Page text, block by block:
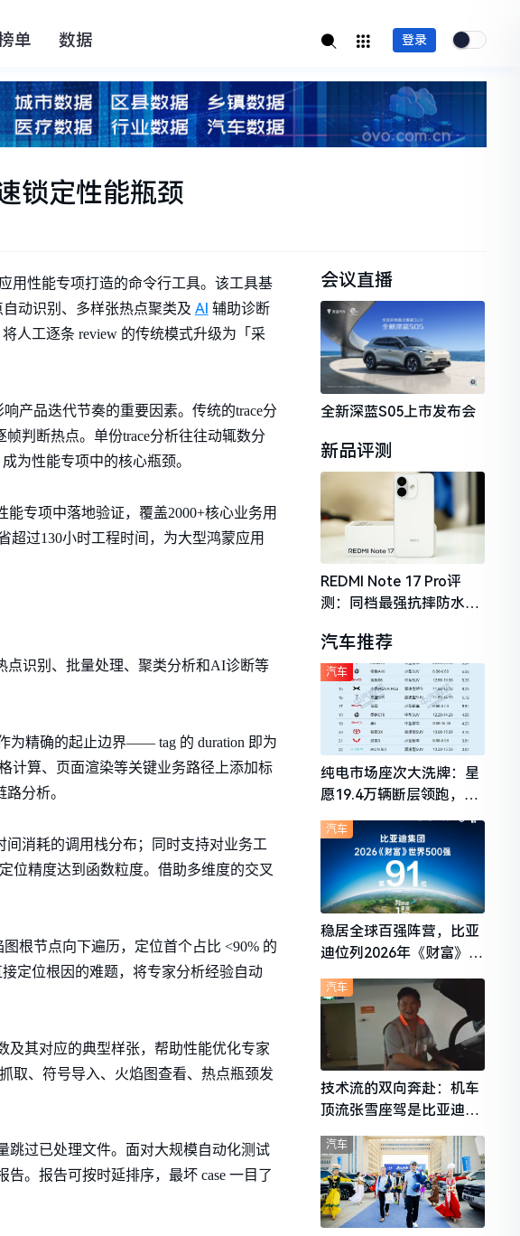
单 数据 登录
锁定性能瓶颈
用性能专项打造的命令行工具。该工具基
动识别、多样张热点聚类及 AI 辅助诊断
人工逐条 review 的传统模式升级为「采
产品迭代节奏的重要因素。传统的trace分
判断热点。单份trace分析往往动辄数分
为性能专项中的核心瓶颈。
能专项中落地验证，覆盖2000+核心业务用
超过130小时工程时间，为大型鸿蒙应用
点识别、批量处理、聚类分析和AI诊断等
为精确的起止边界—— tag 的 duration 即为
计算、页面渲染等关键业务路径上添加标
分析。
间消耗的调用栈分布；同时支持对业务工
位精度达到函数粒度。借助多维度的交叉
根节点向下遍历，定位首个占比 <90% 的
定位根因的难题，将专家分析经验自动
及其对应的典型样张，帮助性能优化专家
取、符号导入、火焰图查看、热点瓶颈发
跳过已处理文件。面对大规模自动化测试
。报告可按时延排序，最坏 case 一目了
会议直播
全新深蓝S05上市发布会
新品评测
REDMI Note 17 Pro评
测：同档最强抗摔防水，
守门员
汽车推荐
纯电市场座次大洗牌：星
愿19.4万辆断层领跑，理
想i6成最强黑马
汽车
稳居全球百强阵营，比亚
迪位列2026年《财富》世
汽车
技术流的双向奔赴：机车
顶流张雪座驾是比亚迪秦
L
汽车
汽车